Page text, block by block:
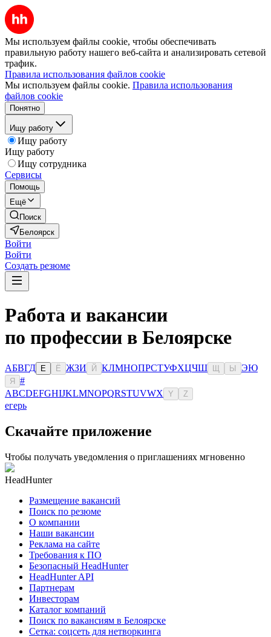
Мы используем файлы cookie, чтобы обеспечивать
правильную работу нашего веб-сайта и анализировать сетевой
трафик.
Правила использования файлов cookie
Мы используем файлы cookie. Правила использования
файлов cookie
Понятно
Ищу работу
Ищу работу
Ищу работу
Ищу сотрудника
Сервисы
Помощь
Ещё
Поиск
Белоярск
Войти
Войти
Создать резюме
Работа и вакансии
по профессии в Белоярске
АБВГД Е Ё ЖЗИ Й КЛМНОПРСТУФХЦЧШ Ы ЭЮ
Я
#
ABCDEFGHIJKLMNOPQRSTUVWX Y Z
егерь
Скачайте приложение
Чтобы получать уведомления о приглашениях мгновенно
HeadHunter
Размещение вакансий
Поиск по резюме
О компании
Наши вакансии
Реклама на сайте
Требования к ПО
Безопасный HeadHunter
HeadHunter API
Партнерам
Инвесторам
Каталог компаний
Поиск по вакансиям в Белоярске
Сетка: соцсеть для нетворкинга